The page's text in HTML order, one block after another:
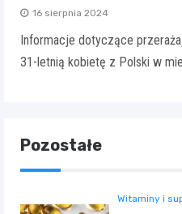
16 sierpnia 2024
Informacje dotyczące
31-letnią kobietę z Polski w
Pozostałe
Witaminy i